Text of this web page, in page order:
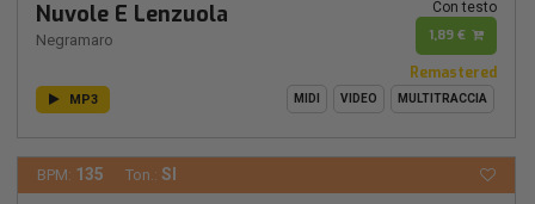
Nuvole E Lenzuola
Negramaro
Con testo
1,89 €
Remastered
MP3 MIDI VIDEO MULTITRACCIA
BPM: 135 Ton.: SI